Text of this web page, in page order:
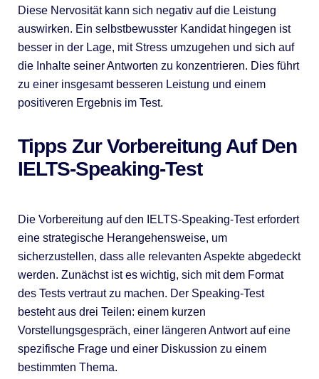
Diese Nervosität kann sich negativ auf die Leistung
auswirken. Ein selbstbewusster Kandidat hingegen ist
besser in der Lage, mit Stress umzugehen und sich auf
die Inhalte seiner Antworten zu konzentrieren. Dies führt
zu einer insgesamt besseren Leistung und einem
positiveren Ergebnis im Test.
Tipps Zur Vorbereitung Auf Den
IELTS-Speaking-Test
Die Vorbereitung auf den IELTS-Speaking-Test erfordert
eine strategische Herangehensweise, um
sicherzustellen, dass alle relevanten Aspekte abgedeckt
werden. Zunächst ist es wichtig, sich mit dem Format
des Tests vertraut zu machen. Der Speaking-Test
besteht aus drei Teilen: einem kurzen
Vorstellungsgespräch, einer längeren Antwort auf eine
spezifische Frage und einer Diskussion zu einem
bestimmten Thema.